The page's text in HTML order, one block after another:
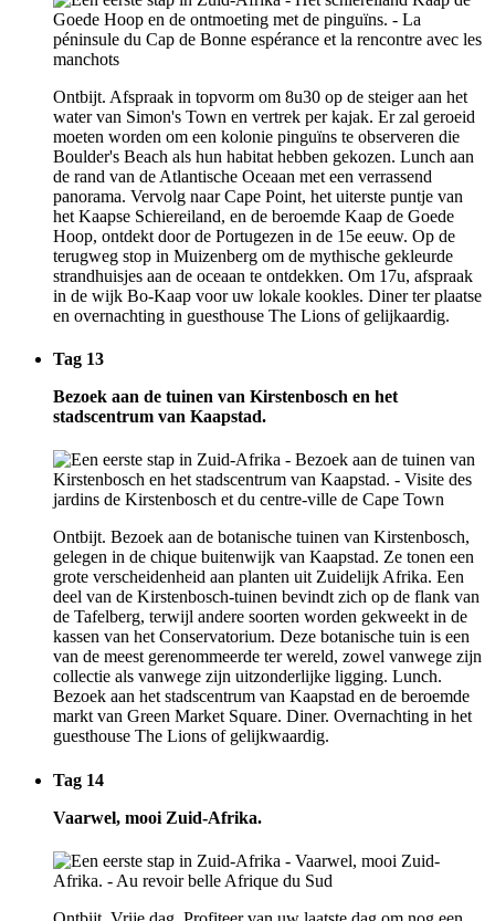
Ontbijt. Afspraak in topvorm om 8u30 op de steiger aan het
water van Simon's Town en vertrek per kajak. Er zal geroeid
moeten worden om een kolonie pinguïns te observeren die
Boulder's Beach als hun habitat hebben gekozen. Lunch aan
de rand van de Atlantische Oceaan met een verrassend
panorama. Vervolg naar Cape Point, het uiterste puntje van
het Kaapse Schiereiland, en de beroemde Kaap de Goede
Hoop, ontdekt door de Portugezen in de 15e eeuw. Op de
terugweg stop in Muizenberg om de mythische gekleurde
strandhuisjes aan de oceaan te ontdekken. Om 17u, afspraak
in de wijk Bo-Kaap voor uw lokale kookles. Diner ter plaatse
en overnachting in guesthouse The Lions of gelijkaardig.
Tag 13
Bezoek aan de tuinen van Kirstenbosch en het
stadscentrum van Kaapstad.
Ontbijt. Bezoek aan de botanische tuinen van Kirstenbosch,
gelegen in de chique buitenwijk van Kaapstad. Ze tonen een
grote verscheidenheid aan planten uit Zuidelijk Afrika. Een
deel van de Kirstenbosch-tuinen bevindt zich op de flank van
de Tafelberg, terwijl andere soorten worden gekweekt in de
kassen van het Conservatorium. Deze botanische tuin is een
van de meest gerenommeerde ter wereld, zowel vanwege zijn
collectie als vanwege zijn uitzonderlijke ligging. Lunch.
Bezoek aan het stadscentrum van Kaapstad en de beroemde
markt van Green Market Square. Diner. Overnachting in het
guesthouse The Lions of gelijkwaardig.
Tag 14
Vaarwel, mooi Zuid-Afrika.